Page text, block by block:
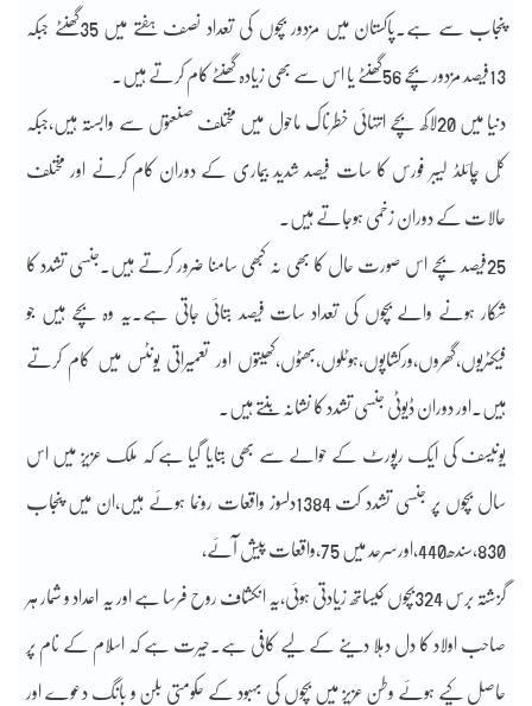
پنجاب سے ہے۔پاکستان میں مزدور بچوں کی تعداد نصف ہفتے میں 35گھنٹے جبکہ
13فیصد مزدور بچے 56گھنٹے یا اس سے بھی زیادہ گھنٹے کام کرتے ہیں۔
دنیا میں 20لاکھ بچے انتہائی خطرناک ماحول میں مختلف صنعتوں سے وابستہ ہیں،جبکہ
کُل چائلڈ لیبر فورس کا سات فیصد شدید بیماری کے دوران کام کرنے اور مختلف
حالات کے دوران زخمی ہوجاتے ہیں۔
25فیصد بچے اس صورت حال کا بھی نہ کبھی سامنا ضرور کرتے ہیں۔جنسی تشدد کا
شکار ہونے والے بچوں کی تعداد سات فیصد بتائی جاتی ہے۔یہ وہ بچے ہیں جو
فیکٹریوں،گھروں،ورکشاپوں،ہوٹلوں،بھٹوں،کھیتوں اور تعمیراتی یونٹس میں کام کرتے
ہیں۔اور دوران ڈیوٹی جنسی تشدد کا نشانہ بنتے ہیں۔
یونیسف کی ایک رپورٹ کے حوالے سے بھی بتایا گیا ہے کہ ملک عزیز میں اس
سال بچوں پر جنسی تشدد کت 1384دلسوز واقعات رونما ہوئے ہیں،ان میں پنجاب
830,سندھ440,اورسرحد میں 75،واقعات پیش آئے،
گزشتہ برس 324بچوں کیساتھ زیادتی ہوئی،یہ انکشاف روح فرسا ہے اور یہ اعداد و شمار ہر
صاحب اولاد کا دل دہلا دینے کے لیے کافی ہے۔حیرت ہے کہ اسلام کے نام پر
حاصل کیے ہوئے وطن عزیز میں بچوں کی بہبود کے حکومتی بلن و بانگ دعوے اور